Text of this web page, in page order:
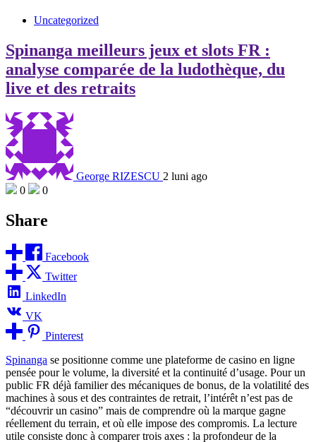
Uncategorized
Spinanga meilleurs jeux et slots FR :
analyse comparée de la ludothèque, du
live et des retraits
George RIZESCU 2 luni ago
0
0
Share
Facebook
Twitter
LinkedIn
VK
Pinterest
Spinanga se positionne comme une plateforme de casino en ligne
pensée pour le volume, la diversité et la continuité d’usage. Pour un
public FR déjà familier des mécaniques de bonus, de la volatilité des
machines à sous et des contraintes de retrait, l’intérêt n’est pas de
“découvrir un casino” mais de comprendre où la marque gagne
réellement du terrain, et où elle impose des compromis. La lecture
utile consiste donc à comparer trois axes : la profondeur de la